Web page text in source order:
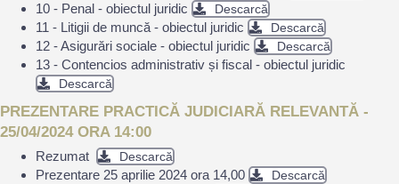
10 - Penal - obiectul juridic Descarcă
11 - Litigii de muncă - obiectul juridic Descarcă
12 - Asigurări sociale - obiectul juridic Descarcă
13 - Contencios administrativ și fiscal - obiectul juridic
Descarcă
PREZENTARE PRACTICĂ JUDICIARĂ RELEVANTĂ -
25/04/2024 ORA 14:00
Rezumat Descarcă
Prezentare 25 aprilie 2024 ora 14,00 Descarcă